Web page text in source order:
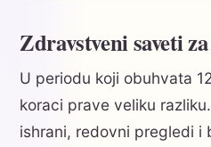
Zdravstveni saveti
U periodu koji obuhvata
koraci prave veliku
ishrani, redovni pregledi i